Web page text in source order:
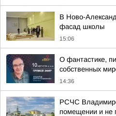
В Ново-
фасад школы
15:06
О фантастике,
собственных
14:36
РСЧС
помещении и не